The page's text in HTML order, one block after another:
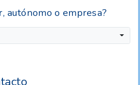
autónomo o empresa?